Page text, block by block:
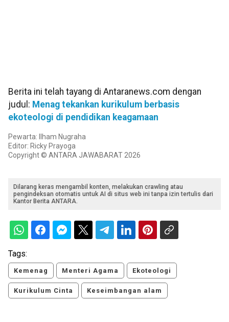
Berita ini telah tayang di Antaranews.com dengan
judul: Menag tekankan kurikulum berbasis
ekoteologi di pendidikan keagamaan
Pewarta: Ilham Nugraha
Editor: Ricky Prayoga
Copyright © ANTARA JAWABARAT 2026
Dilarang keras mengambil konten, melakukan crawling atau
pengindeksan otomatis untuk AI di situs web ini tanpa izin tertulis dari
Kantor Berita ANTARA.
Tags:
Kemenag Menteri Agama Ekoteologi
Kurikulum Cinta Keseimbangan alam